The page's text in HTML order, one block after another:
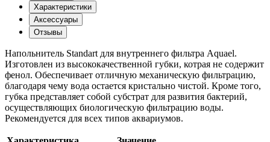
Характеристики
Аксессуары
Отзывы
Напольнитель Standart для внутреннего фильтра Aquael.
Изготовлен из высококачественной губки, котрая не содержит
фенол. Обеспечивает отличную механическую фильтрацию,
благодаря чему вода остается кристально чистой. Кроме того,
губка представляет собой субстрат для развития бактерий,
осуществляющих биологическую фильтрацию воды.
Рекомендуется для всех типов аквариумов.